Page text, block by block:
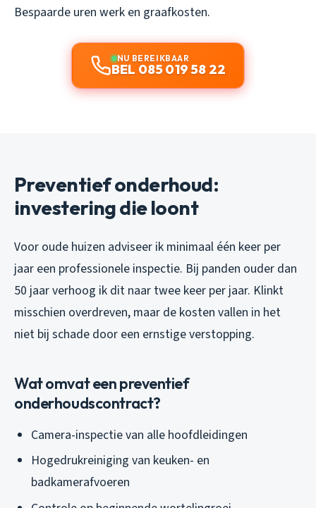
Bespaarde uren werk en graafkosten.
NU BEREIKBAAR
BEL 085 019 58 22
Preventief onderhoud:
investering die loont
Voor oude huizen adviseer ik minimaal één keer per
jaar een professionele inspectie. Bij panden ouder dan
50 jaar verhoog ik dit naar twee keer per jaar. Klinkt
misschien overdreven, maar de kosten vallen in het
niet bij schade door een ernstige verstopping.
Wat omvat een preventief
onderhoudscontract?
Camera-inspectie van alle hoofdleidingen
Hogedrukreiniging van keuken- en
badkamerafvoeren